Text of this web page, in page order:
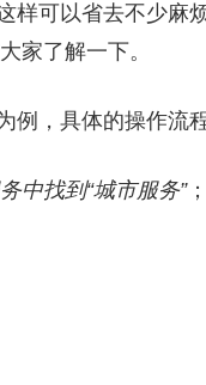
样可以省去不少麻
家了解一下。
例，具体的操作流
中找到“城市服务”；